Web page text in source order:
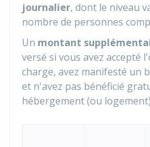
journalier, dont le niveau
nombre de personnes
Un montant
versé si vous avez accepté
charge, avez manifesté un
et n'avez pas bénéficié
hébergement (ou